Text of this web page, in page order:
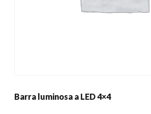
Barra luminosa a LED 4×4